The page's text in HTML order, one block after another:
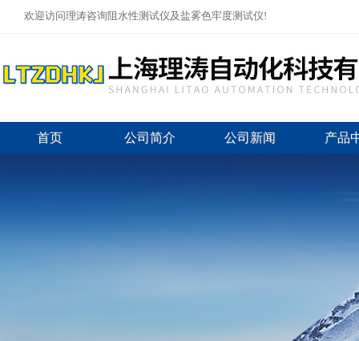
欢迎访问理涛咨询阻水性测试仪及盐雾色牢度测试仪!
首页 公司简介 公司新闻 产品